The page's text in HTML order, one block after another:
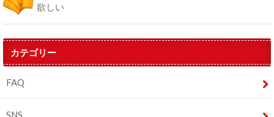
欲しい
カテゴリー
FAQ
SNS